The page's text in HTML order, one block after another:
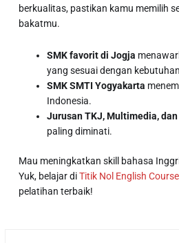
berkualitas, pastikan kamu memilih
bakatmu.
SMK favorit di Jogja
yang sesuai dengan
SMK SMTI Yogyakarta
Indonesia.
Jurusan TKJ, Multimedia,
paling diminati.
Mau meningkatkan skill bahasa
Yuk, belajar di Titik Nol English Course
pelatihan terbaik!